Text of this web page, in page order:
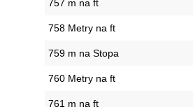
757 m na ft
758 Metry na ft
759 m na Stopa
760 Metry na ft
761 m na ft